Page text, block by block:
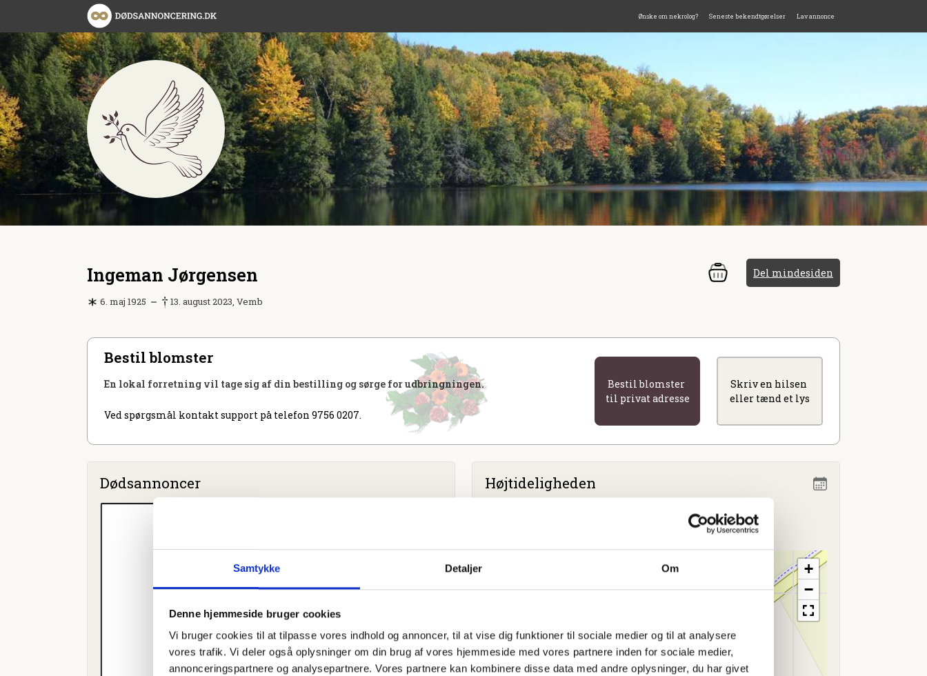
Samtykke Detaljer Om
Denne hjemmeside bruger cookies
Vi bruger cookies til at tilpasse vores indhold og annoncer, til at vise dig funktioner til sociale medier og til at analysere
vores trafik. Vi deler også oplysninger om din brug af vores hjemmeside med vores partnere inden for sociale medier,
annonceringspartnere og analysepartnere. Vores partnere kan kombinere disse data med andre oplysninger, du har givet
Ønske om nekrolog? Seneste bekendtgørelser Lav annonce
Ingeman Jørgensen Del mindesiden
6. maj 1925 13. august 2023, Vemb
Bestil blomster
En lokal forretning vil tage sig af din bestilling og sørge for udbringningen.
Ved spørgsmål kontakt support på telefon 9756 0207.
Bestil blomster
til privat adresse
Skriv en hilsen
eller tænd et lys
Dødsannoncer Højtideligheden
+
−